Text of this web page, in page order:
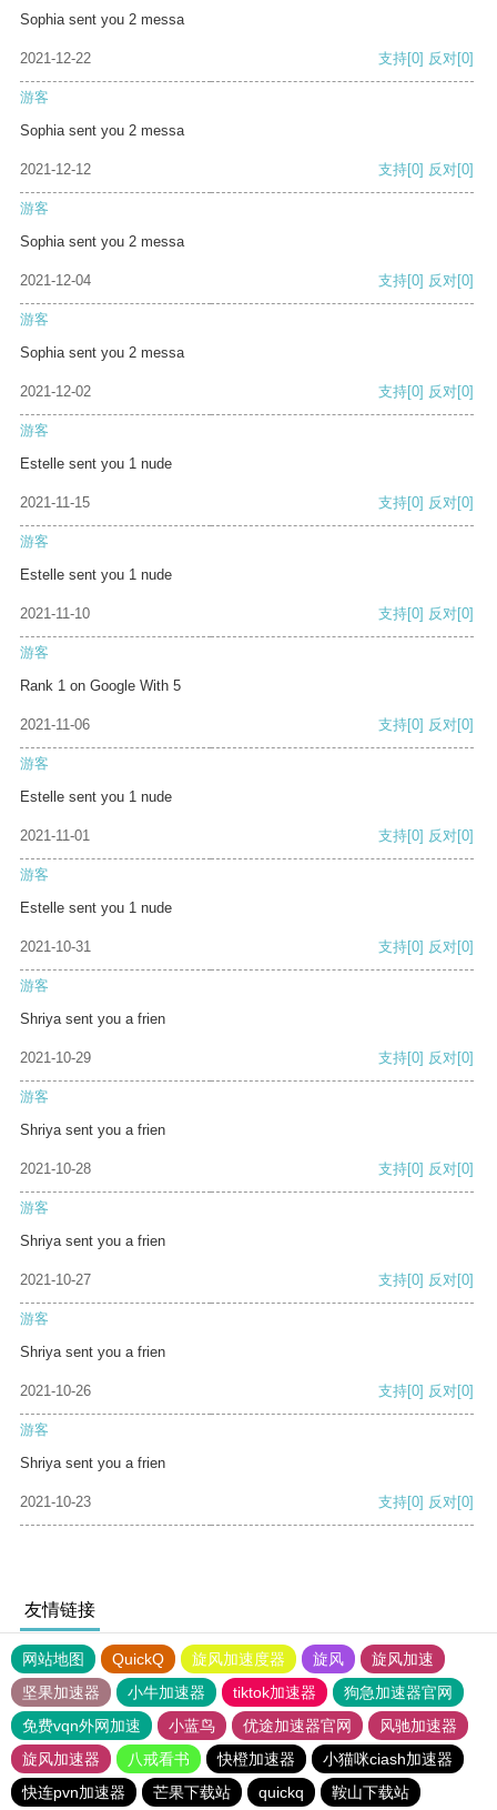
Sophia sent you 2 messa
2021-12-22 支持[0] 反对[0]
游客
Sophia sent you 2 messa
2021-12-12 支持[0] 反对[0]
游客
Sophia sent you 2 messa
2021-12-04 支持[0] 反对[0]
游客
Sophia sent you 2 messa
2021-12-02 支持[0] 反对[0]
游客
Estelle sent you 1 nude
2021-11-15 支持[0] 反对[0]
游客
Estelle sent you 1 nude
2021-11-10 支持[0] 反对[0]
游客
Rank 1 on Google With 5
2021-11-06 支持[0] 反对[0]
游客
Estelle sent you 1 nude
2021-11-01 支持[0] 反对[0]
游客
Estelle sent you 1 nude
2021-10-31 支持[0] 反对[0]
游客
Shriya sent you a frien
2021-10-29 支持[0] 反对[0]
游客
Shriya sent you a frien
2021-10-28 支持[0] 反对[0]
游客
Shriya sent you a frien
2021-10-27 支持[0] 反对[0]
游客
Shriya sent you a frien
2021-10-26 支持[0] 反对[0]
游客
Shriya sent you a frien
2021-10-23 支持[0] 反对[0]
友情链接
网站地图 QuickQ 旋风加速度器 旋风
旋风加速
坚果加速器
小牛加速器 tiktok加速器
狗急加速器官网
免费vqn外网加速
小蓝鸟 优途加速器官网
风驰加速器
旋风加速器
八戒看书 快橙加速器
小猫咪ciash加速器
快连pvn加速器
芒果下载站 quickq 鞍山下载站